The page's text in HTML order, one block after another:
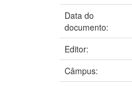
Data do
documento:
Editor:
Câmpus: